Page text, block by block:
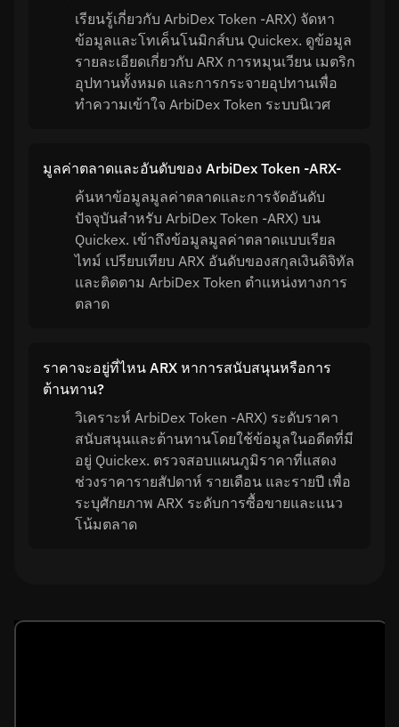
เรียนรู้เกี่ยวกับ ArbiDex Token -ARX) จัดหา
ข้อมูลและโทเค็นโนมิกส์บน Quickex. ดูข้อมูล
รายละเอียดเกี่ยวกับ ARX การหมุนเวียน เมตริก
อุปทานทั้งหมด และการกระจายอุปทานเพื่อ
ทำความเข้าใจ ArbiDex Token ระบบนิเวศ
มูลค่าตลาดและอันดับของ ArbiDex Token -ARX-
ค้นหาข้อมูลมูลค่าตลาดและการจัดอันดับ
ปัจจุบันสำหรับ ArbiDex Token -ARX) บน
Quickex. เข้าถึงข้อมูลมูลค่าตลาดแบบเรียล
ไทม์ เปรียบเทียบ ARX อันดับของสกุลเงินดิจิทัล
และติดตาม ArbiDex Token ตำแหน่งทางการ
ตลาด
ราคาจะอยู่ที่ไหน ARX หาการสนับสนุนหรือการ
ต้านทาน?
วิเคราะห์ ArbiDex Token -ARX) ระดับราคา
สนับสนุนและต้านทานโดยใช้ข้อมูลในอดีตที่มี
อยู่ Quickex. ตรวจสอบแผนภูมิราคาที่แสดง
ช่วงราคารายสัปดาห์ รายเดือน และรายปี เพื่อ
ระบุศักยภาพ ARX ระดับการซื้อขายและแนว
โน้มตลาด